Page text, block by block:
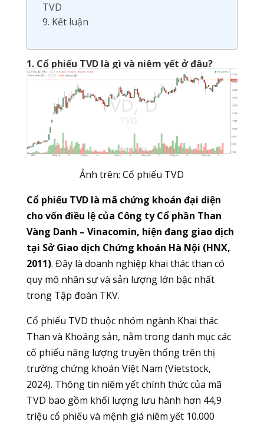
TVD
9. Kết luận
1. Cổ phiếu TVD là gì và niêm yết ở đâu?
Ảnh trên: Cổ phiếu TVD
Cổ phiếu TVD là mã chứng khoán đại diện
cho vốn điều lệ của Công ty Cổ phần Than
Vàng Danh – Vinacomin, hiện đang giao dịch
tại Sở Giao dịch Chứng khoán Hà Nội (HNX,
2011). Đây là doanh nghiệp khai thác than có
quy mô nhân sự và sản lượng lớn bậc nhất
trong Tập đoàn TKV.
Cổ phiếu TVD thuộc nhóm ngành Khai thác
Than và Khoáng sản, nằm trong danh mục các
cổ phiếu năng lượng truyền thống trên thị
trường chứng khoán Việt Nam (Vietstock,
2024). Thông tin niêm yết chính thức của mã
TVD bao gồm khối lượng lưu hành hơn 44,9
triệu cổ phiếu và mệnh giá niêm yết 10.000